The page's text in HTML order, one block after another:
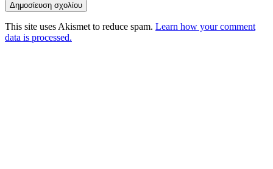
This site uses Akismet to reduce spam. Learn how your comment
data is processed.